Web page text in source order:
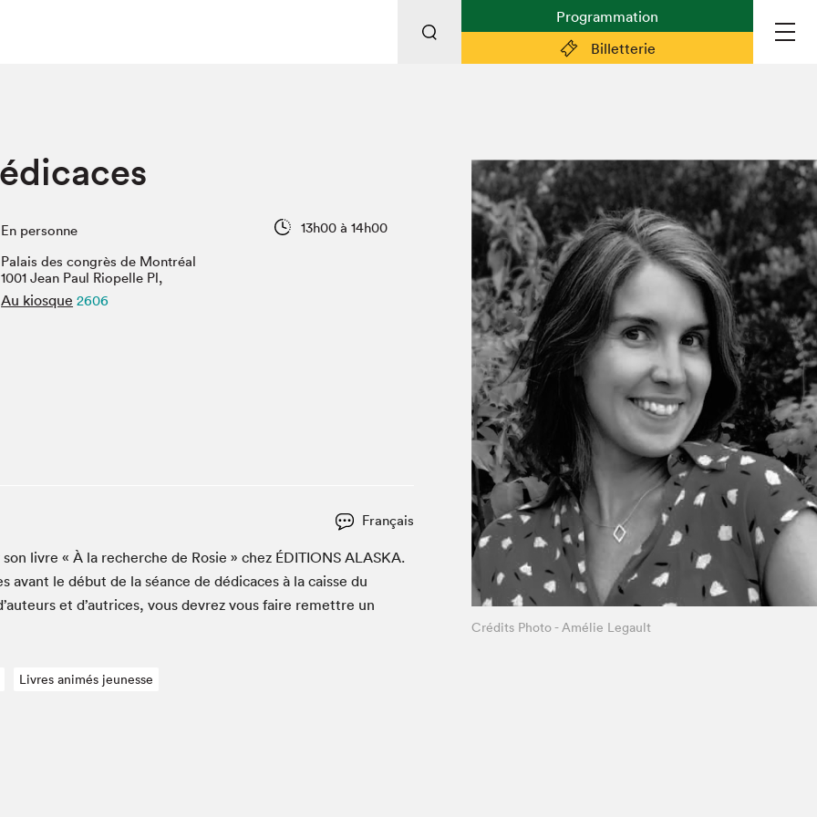
Billetterie
Programmation
Vidéos et balados
Le Salon dans ta classe
Liseur Public
Matinées scolaires Hydro-Québec
bleu au SLM
Plan du Salon
Préparer sa visite
Partenaires
Espace médias
Espace exposant·e·s
Espace enseignant·e·s
Espace participant⋅e⋅s
Espace Salon dans la ville
Espace bénévoles
Devenir bénévole
À propos du Salon
Liste des exposant·e·s
Liste des auteur·rice·s
En personne
13h00 à 14h00
Palais des congrès de Montréal
1001 Jean Paul Riopelle Pl,
Au kiosque 2606
Français
livre « À la recherche de Rosie » chez ÉDI­TIONS ALAS­KA.
avant le début de la séance de dédi­caces à la caisse du
et d’autrices, vous devrez vous faire remet­tre un
Livres animés jeunesse
Crédits Photo - Amélie Legault